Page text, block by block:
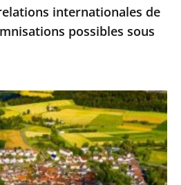
internationales de
possibles sous